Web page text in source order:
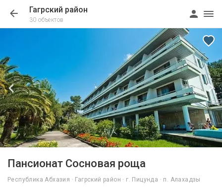
Гагрский район
30 объектов
Пансионат Сосновая роща
Республика Абхазия · Гагрский район · г. Пицунда · п. Алахадзы